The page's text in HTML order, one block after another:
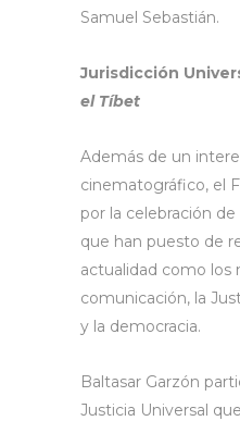
Samuel Sebastián.
Jurisdicción
el Tíbet
Además de un
cinematográfico, el
por la celebración
que han puesto de
actualidad como los
comunicación, la
y la democracia.
Baltasar Garzón
Justicia Universal